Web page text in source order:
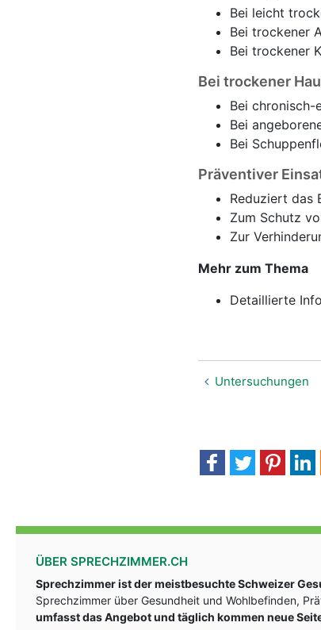
Bei leicht
Bei trockener
Bei trockener
Bei trockener
Bei chronisch-
Bei
Bei
Präventiver
Reduziert das
Zum Schutz
Zur
Mehr zum Thema
Detaillierte
Untersuchungen
ÜBER SPRECHZIMMER.CH
Sprechzimmer ist der meistbesuchte Schweizer
Sprechzimmer über Gesundheit und Wohlbefinden,
umfasst das Angebot und täglich kommen neue